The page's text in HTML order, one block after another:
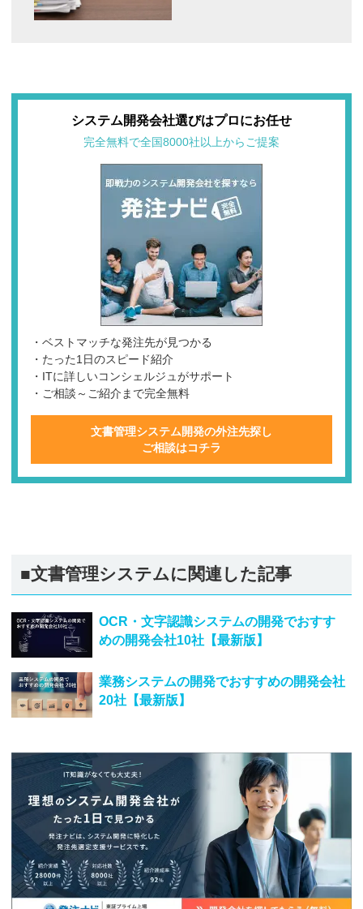
システム開発会社選びはプロにお任せ
完全無料で全国8000社以上からご提案
・ベストマッチな発注先が見つかる
・たった1日のスピード紹介
・ITに詳しいコンシェルジュがサポート
・ご相談～ご紹介まで完全無料
文書管理システム開発の外注先探し
ご相談はコチラ
■文書管理システムに関連した記事
OCR・文字認識システムの開発でおすす
めの開発会社10社【最新版】
業務システムの開発でおすすめの開発会社
20社【最新版】